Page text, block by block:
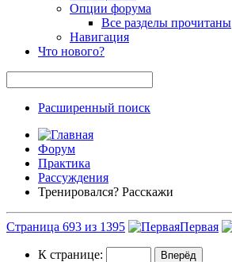
Опции форума
Все разделы прочитаны
Навигация
Что нового?
Расширенный поиск
Форум
Практика
Рассуждения
Тренировался? Расскажи
Страница 693 из 1395 Первая
К странице: